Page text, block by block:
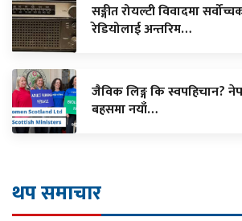
सङ्गीत रोयल्टी विवादमा
रेडियोलाई अन्तरिम…
जैविक लिङ्ग कि स्वपहिचान?
बहसमा नयाँ…
थप समाचार